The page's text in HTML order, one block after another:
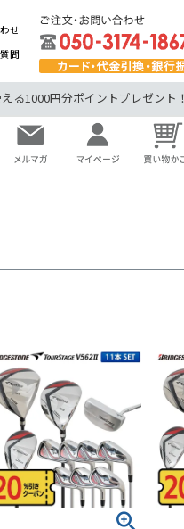
せ
問
1000円分ポイントプレゼント！